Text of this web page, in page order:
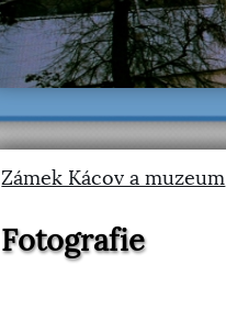
Zámek Kácov a muzeum
Fotografie